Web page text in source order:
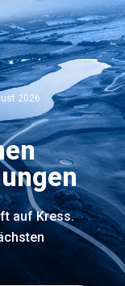
2026
auf Kress.